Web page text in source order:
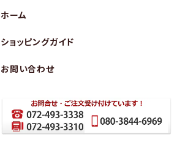
ホーム
ショッピングガイド
お問い合わせ